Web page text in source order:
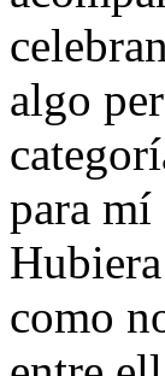
algo
para mí
como